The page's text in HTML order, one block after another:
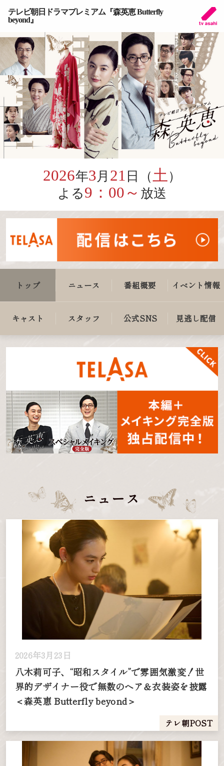
テレビ朝日ドラマプレミアム『森英恵 Butterfly
beyond』
2026年3月 21 日（ 土 ）
よる9：00～ 放送
トップ ニュース 番組概要 イベント情報
キャスト スタッフ 公式SNS 見逃し配信
ニュース
2026年3月23日
八木莉可子、“昭和スタイル”で雰囲気激変！世
界的デザイナー役で無数のヘア＆衣装姿を披露
＜森英恵 Butterfly beyond＞
テレ朝POST